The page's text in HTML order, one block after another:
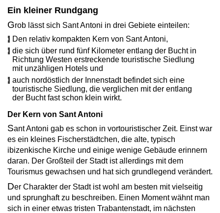
Ein kleiner Rundgang
Grob lässt sich Sant Antoni in drei Gebiete einteilen:
Den relativ kompakten Kern von Sant Antoni,
die sich über rund fünf Kilometer entlang der Bucht in
Richtung Westen erstreckende touristische Siedlung
mit unzähligen Hotels und
auch nordöstlich der Innenstadt befindet sich eine
touristische Siedlung, die verglichen mit der entlang
der Bucht fast schon klein wirkt.
Der Kern von Sant Antoni
Sant Antoni gab es schon in vortouristischer Zeit. Einst war
es ein kleines Fischer­städtchen, die alte, typisch
ibizenkische Kirche und einige wenige Gebäude erinnern
daran. Der Großteil der Stadt ist allerdings mit dem
Tourismus gewachsen und hat sich grundlegend verändert.
Der Charakter der Stadt ist wohl am besten mit vielseitig
und sprunghaft zu beschreiben. Einen Moment wähnt man
sich in einer etwas tristen Trabanten­stadt, im nächsten